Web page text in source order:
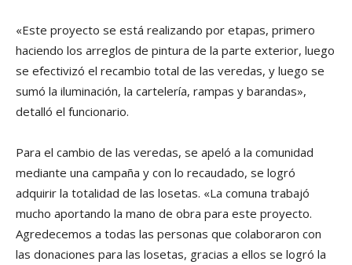
«Este proyecto se está realizando por etapas, primero
haciendo los arreglos de pintura de la parte exterior, luego
se efectivizó el recambio total de las veredas, y luego se
sumó la iluminación, la cartelería, rampas y barandas»,
detalló el funcionario.
Para el cambio de las veredas, se apeló a la comunidad
mediante una campaña y con lo recaudado, se logró
adquirir la totalidad de las losetas. «La comuna trabajó
mucho aportando la mano de obra para este proyecto.
Agredecemos a todas las personas que colaboraron con
las donaciones para las losetas, gracias a ellos se logró la